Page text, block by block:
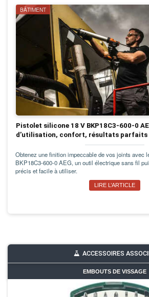
BÂTIMENT
Pistolet silicone 18 V BKP18C3-600-0
d’utilisation, confort, résultats parfaits
Obtenez une finition impeccable de vos joints avec
BKP18C3-600-0 AEG, un outil électrique sans fil
précis et facile à utiliser.
LIRE L’ARTICLE
ACCESSOIRES
EMBOUTS DE VISSAGE